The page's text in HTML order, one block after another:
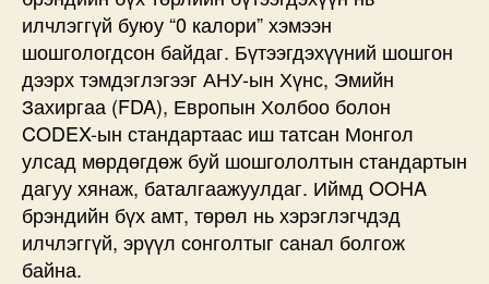
илчлэггүй буюу “0 калори” хэмээн
шошгологдсон байдаг. Бүтээгдэхүүний шошгон
дээрх тэмдэглэгээг АНУ-ын Хүнс, Эмийн
Захиргаа (FDA), Европын Холбоо болон
CODEX-ын стандартаас иш татсан Монгол
улсад мөрдөгдөж буй шошгололтын стандартын
дагуу хянаж, баталгаажуулдаг. Иймд OOHA
брэндийн бүх амт, төрөл нь хэрэглэгчдэд
илчлэггүй, эрүүл сонголтыг санал болгож
байна.